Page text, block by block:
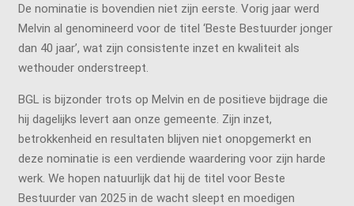
De nominatie is bovendien niet zijn eerste. Vorig jaar werd
Melvin al genomineerd voor de titel ‘Beste Bestuurder jonger
dan 40 jaar’, wat zijn consistente inzet en kwaliteit als
wethouder onderstreept.
BGL is bijzonder trots op Melvin en de positieve bijdrage die
hij dagelijks levert aan onze gemeente. Zijn inzet,
betrokkenheid en resultaten blijven niet onopgemerkt en
deze nominatie is een verdiende waardering voor zijn harde
werk. We hopen natuurlijk dat hij de titel voor Beste
Bestuurder van 2025 in de wacht sleept en moedigen